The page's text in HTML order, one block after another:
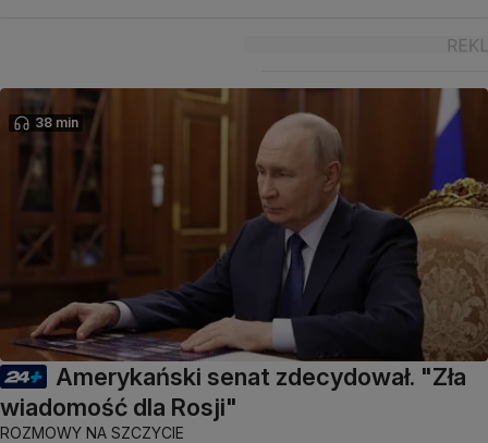
38 min
Amerykański senat zdecydował. "Zła
wiadomość dla Rosji"
ROZMOWY NA SZCZYCIE